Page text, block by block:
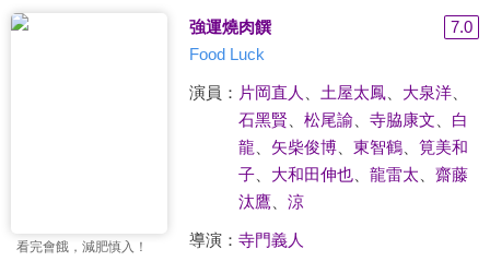
看完會餓，減肥慎入！
強運燒肉饌
7.0
Food Luck
演員： 片岡直人 土屋太鳳、 大泉洋、
石黑賢
松尾諭、 寺脇康文
白
龍
矢柴俊博、 東智鶴、 筧美和
子、 大和田伸也、 龍雷太
齋藤
汰鷹、 涼
導演： 寺門義人